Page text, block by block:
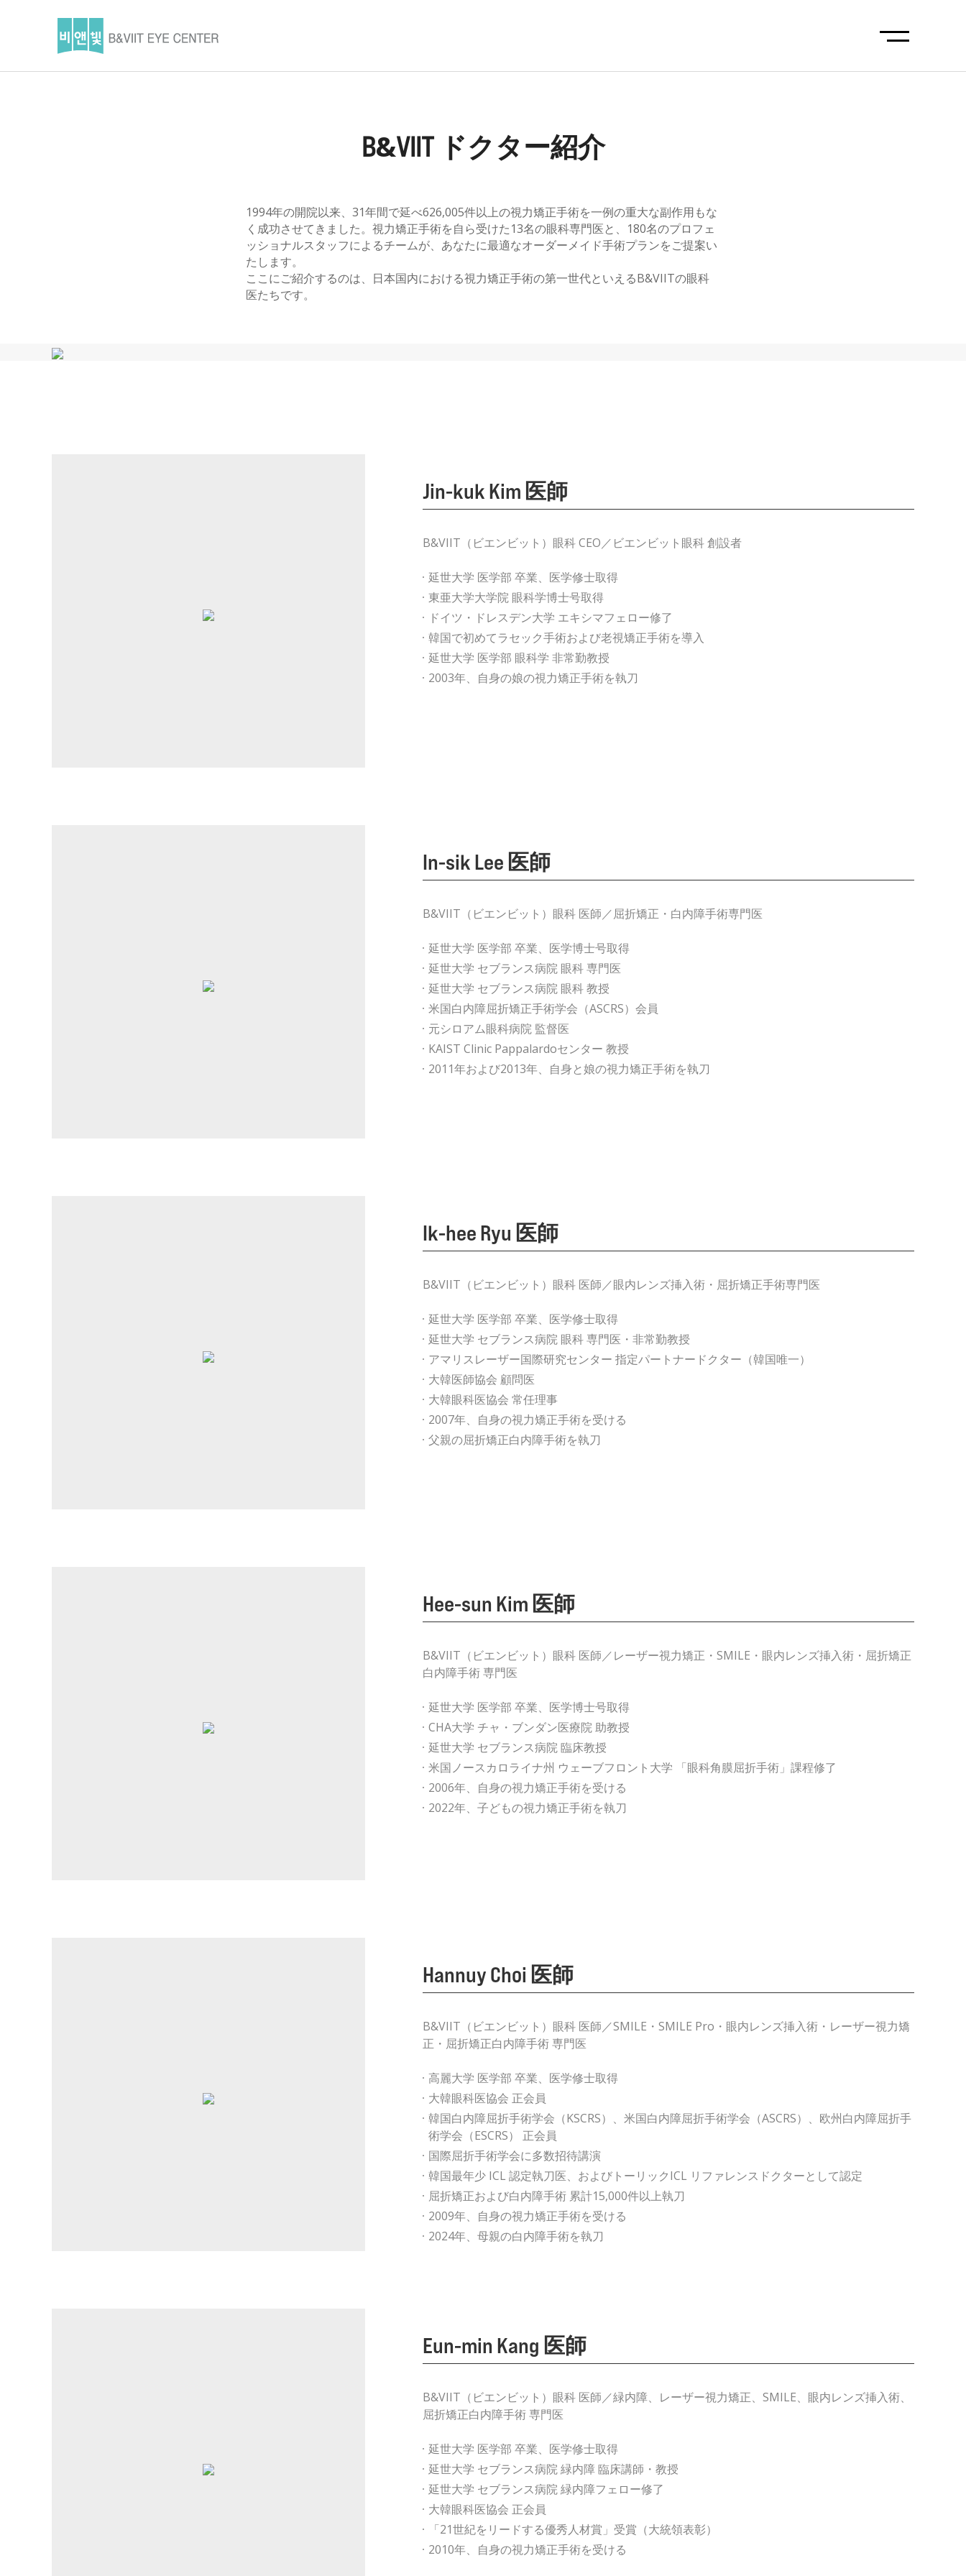
B&VIIT ドクター紹介​
1994年の開院以来、31年間で延べ626,005件以上の視力矯正手術を一例の重大な副作用もな
く成功させてきました。視力矯正手術を自ら受けた13名の眼科専門医と、180名のプロフェ
ッショナルスタッフによるチームが、あなたに最適なオーダーメイド手術プランをご提案い
たします。
ここにご紹介するのは、日本国内における視力矯正手術の第一世代といえるB&VIITの眼科
医たちです。
Jin-kuk Kim 医師​
B&VIIT（ビエンビット）眼科 CEO／ビエンビット眼科 創設者
延世大学 医学部 卒業、医学修士取得
東亜大学大学院 眼科学博士号取得
ドイツ・ドレスデン大学 エキシマフェロー修了
韓国で初めてラセック手術および老視矯正手術を導入
延世大学 医学部 眼科学 非常勤教授
2003年、自身の娘の視力矯正手術を執刀
In-sik Lee 医師​
B&VIIT（ビエンビット）眼科 医師／屈折矯正・白内障手術専門医
延世大学 医学部 卒業、医学博士号取得
延世大学 セブランス病院 眼科 専門医
延世大学 セブランス病院 眼科 教授
米国白内障屈折矯正手術学会（ASCRS）会員
元シロアム眼科病院 監督医
KAIST Clinic Pappalardoセンター 教授
2011年および2013年、自身と娘の視力矯正手術を執刀
Ik-hee Ryu 医師​
B&VIIT（ビエンビット）眼科 医師／眼内レンズ挿入術・屈折矯正手術専門医
延世大学 医学部 卒業、医学修士取得
延世大学 セブランス病院 眼科 専門医・非常勤教授
アマリスレーザー国際研究センター 指定パートナードクター（韓国唯一）
大韓医師協会 顧問医
大韓眼科医協会 常任理事
2007年、自身の視力矯正手術を受ける
父親の屈折矯正白内障手術を執刀
Hee-sun Kim 医師​
B&VIIT（ビエンビット）眼科 医師／レーザー視力矯正・SMILE・眼内レンズ挿入術・屈折矯正
白内障手術 専門医
延世大学 医学部 卒業、医学博士号取得
CHA大学 チャ・ブンダン医療院 助教授
延世大学 セブランス病院 臨床教授
米国ノースカロライナ州 ウェーブフロント大学 「眼科角膜屈折手術」課程修了
2006年、自身の視力矯正手術を受ける
2022年、子どもの視力矯正手術を執刀
Hannuy Choi 医師​
B&VIIT（ビエンビット）眼科 医師／SMILE・SMILE Pro・眼内レンズ挿入術・レーザー視力矯
正・屈折矯正白内障手術 専門医
高麗大学 医学部 卒業、医学修士取得
大韓眼科医協会 正会員
韓国白内障屈折手術学会（KSCRS）、米国白内障屈折手術学会（ASCRS）、欧州白内障屈折手
術学会（ESCRS） 正会員
国際屈折手術学会に多数招待講演
韓国最年少 ICL 認定執刀医、およびトーリックICL リファレンスドクターとして認定
屈折矯正および白内障手術 累計15,000件以上執刀
2009年、自身の視力矯正手術を受ける
2024年、母親の白内障手術を執刀
Eun-min Kang 医師​
B&VIIT（ビエンビット）眼科 医師／緑内障、レーザー視力矯正、SMILE、眼内レンズ挿入術、
屈折矯正白内障手術 専門医
延世大学 医学部 卒業、医学修士取得
延世大学 セブランス病院 緑内障 臨床講師・教授
延世大学 セブランス病院 緑内障フェロー修了
大韓眼科医協会 正会員
「21世紀をリードする優秀人材賞」受賞（大統領表彰）
2010年、自身の視力矯正手術を受ける